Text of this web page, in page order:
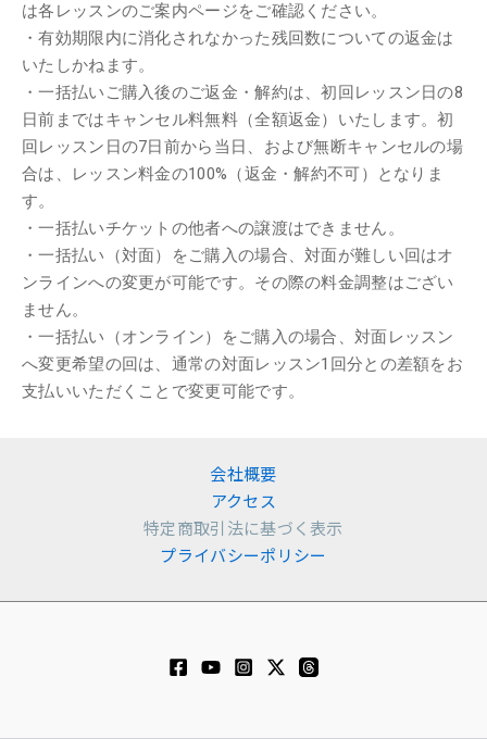
は各レッスンのご案内ページをご確認ください。
・有効期限内に消化されなかった残回数についての返金は
いたしかねます。
・一括払いご購入後のご返金・解約は、初回レッスン日の8
日前まではキャンセル料無料（全額返金）いたします。初
回レッスン日の7日前から当日、および無断キャンセルの場
合は、レッスン料金の100%（返金・解約不可）となりま
す。
・一括払いチケットの他者への譲渡はできません。
・一括払い（対面）をご購入の場合、対面が難しい回はオ
ンラインへの変更が可能です。その際の料金調整はござい
ません。
・一括払い（オンライン）をご購入の場合、対面レッスン
へ変更希望の回は、通常の対面レッスン1回分との差額をお
支払いいただくことで変更可能です。
会社概要
アクセス
特定商取引法に基づく表示
プライバシーポリシー